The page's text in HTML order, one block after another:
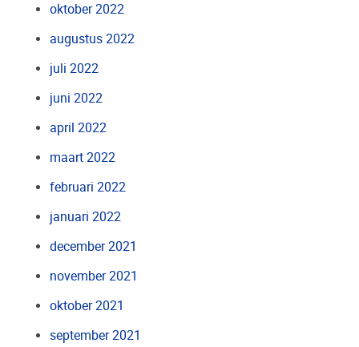
oktober 2022
augustus 2022
juli 2022
juni 2022
april 2022
maart 2022
februari 2022
januari 2022
december 2021
november 2021
oktober 2021
september 2021